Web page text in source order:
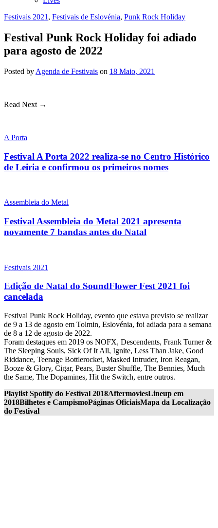
Festivais 2021 , Festivais de Eslovénia, Punk Rock Holiday
Festival Punk Rock Holiday foi adiado
para agosto de 2022
Posted by Agenda de Festivais on 18 Maio, 2021
Read Next →
A Porta
Festival A Porta 2022 realiza-se no Centro Histórico
de Leiria e confirmou os primeiros nomes
Assembleia do Metal
Festival Assembleia do Metal 2021 apresenta
novamente 7 bandas antes do Natal
Festivais 2021
Edição de Natal do SoundFlower Fest 2021 foi
cancelada
Festival Punk Rock Holiday, evento que estava previsto se realizar
de 9 a 13 de agosto em Tolmin, Eslovénia, foi adiada para a semana
de 8 a 12 de agosto de 2022.
Foram destaques em 2019 os NOFX, Descendents, Frank Turner &
The Sleeping Souls, Sick Of It All, Ignite, Less Than Jake, Good
Riddance, Teenage Bottlerocket, Masked Intruder, Iron Reagan,
Booze & Glory, Cigar, Pears, Buster Shuffle, The Bennies, Much
the Same, The Dopamines, Hit the Switch, entre outros.
Playlist Spotify do Festival 2018AftermoviesLineup em
2018Bilhetes e CampismoPáginas OficiaisMapa da Localização
do Festival